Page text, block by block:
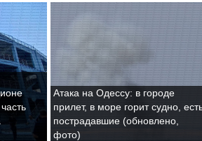
Атака на Одессу: в городе
прилет, в море горит судно,
пострадавшие (обновлено,
фото)